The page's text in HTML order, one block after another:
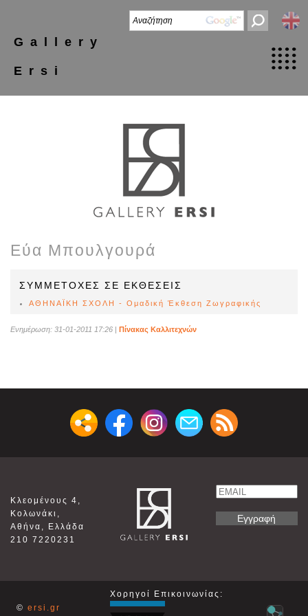
Gallery
Ersi
Εύα Μπουλγουρά
ΣΥΜΜΕΤΟΧΕΣ ΣΕ ΕΚΘΕΣΕΙΣ
ΑΘΗΝΑΪΚΗ ΣΧΟΛΗ - Ομαδική Έκθεση Ζωγραφικής
Ενημέρωση: 31-01-2011 17:26 | Πίνακας Καλλιτεχνών
Κλεομένους 4,
Κολωνάκι,
Αθήνα, Ελλάδα
210 7220231
Email
© ersi.gr
Χορηγοί Επικοινωνίας: